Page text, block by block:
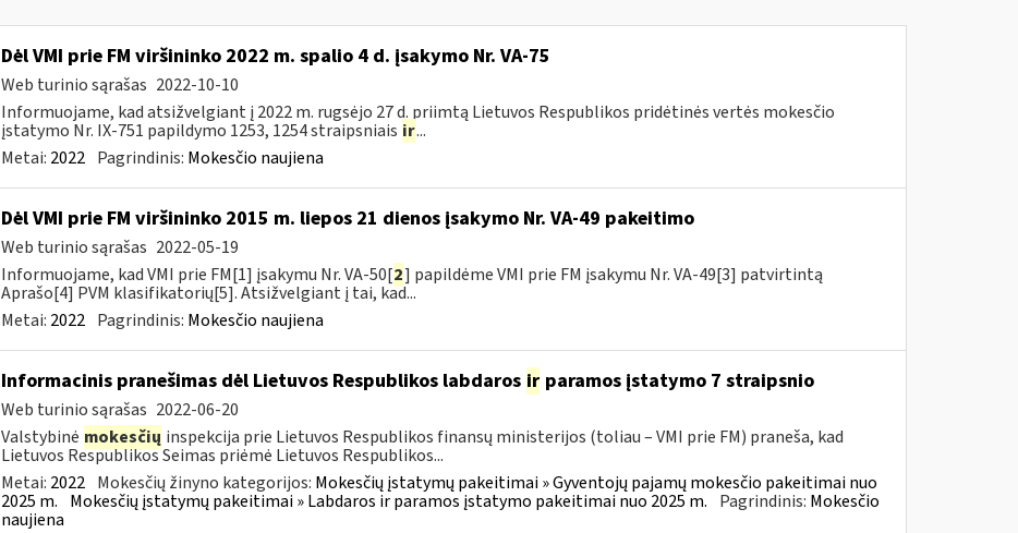
Dėl VMI prie FM viršininko 2022 m. spalio 4 d. įsakymo Nr. VA-75
Web turinio sąrašas 2022-10-10
Informuojame, kad atsižvelgiant į 2022 m. rugsėjo 27 d. priimtą Lietuvos Respublikos pridėtinės vertės mokesčio
įstatymo Nr. IX-751 papildymo 1253, 1254 straipsniais ir...
Metai: 2022 Pagrindinis: Mokesčio naujiena
Dėl VMI prie FM viršininko 2015 m. liepos 21 dienos įsakymo Nr. VA-49 pakeitimo
Web turinio sąrašas 2022-05-19
Informuojame, kad VMI prie FM[1] įsakymu Nr. VA-50[2] papildėme VMI prie FM įsakymu Nr. VA-49[3] patvirtintą
Aprašo[4] PVM klasifikatorių[5]. Atsižvelgiant į tai, kad...
Metai: 2022 Pagrindinis: Mokesčio naujiena
Informacinis pranešimas dėl Lietuvos Respublikos labdaros irparamos įstatymo 7 straipsnio
Web turinio sąrašas 2022-06-20
Valstybinė mokesčių inspekcija prie Lietuvos Respublikos finansų ministerijos (toliau – VMI prie FM) praneša, kad
Lietuvos Respublikos Seimas priėmė Lietuvos Respublikos...
Metai: 2022 Mokesčių žinyno kategorijos: Mokesčių įstatymų pakeitimai » Gyventojų pajamų mokesčio pakeitimai nuo
2025 m. Mokesčių įstatymų pakeitimai » Labdaros ir paramos įstatymo pakeitimai nuo 2025 m. Pagrindinis: Mokesčio
naujiena